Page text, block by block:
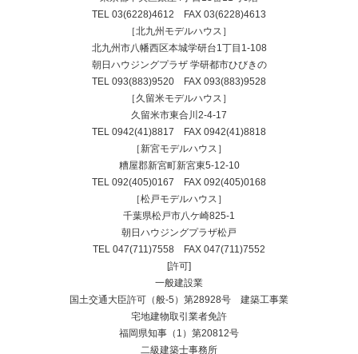
TEL 03(6228)4612 FAX 03(6228)4613
［北九州モデルハウス］
北九州市八幡西区本城学研台1丁目1-108
朝日ハウジングプラザ 学研都市ひびきの
TEL 093(883)9520 FAX 093(883)9528
［久留米モデルハウス］
久留米市東合川2-4-17
TEL 0942(41)8817 FAX 0942(41)8818
［新宮モデルハウス］
糟屋郡新宮町新宮東5-12-10
TEL 092(405)0167 FAX 092(405)0168
［松戸モデルハウス］
千葉県松戸市八ケ崎825-1
朝日ハウジングプラザ松戸
TEL 047(711)7558 FAX 047(711)7552
[許可]
一般建設業
国土交通大臣許可（般-5）第28928号 建築工事業
宅地建物取引業者免許
福岡県知事（1）第20812号
二級建築士事務所